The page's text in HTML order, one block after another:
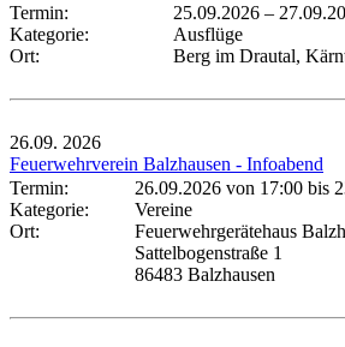
Termin:
25.09.2026 –
Kategorie:
Ausflüge
Ort:
Berg im Drautal,
26.09. 2026
Feuerwehrverein Balzhausen - Infoabend
Termin:
26.09.2026 von 17:00 bis
Kategorie:
Vereine
Ort:
Feuerwehrgerätehaus
Sattelbogenstraße 1
86483 Balzhausen